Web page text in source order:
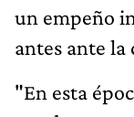
un empeño
antes ante la
"En esta